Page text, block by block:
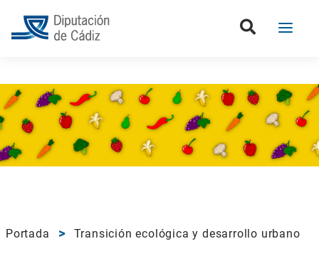
Portada Transición ecológica y desarrollo urbano